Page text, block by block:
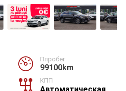
Ппробег
99100km
КПП